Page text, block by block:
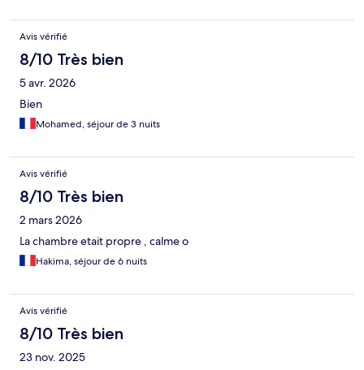
Avis vérifié
8/10 Très bien
5 avr. 2026
Bien
Mohamed, séjour de 3 nuits
Avis vérifié
8/10 Très bien
2 mars 2026
La chambre etait propre , calme o
Hakima, séjour de 6 nuits
Avis vérifié
8/10 Très bien
23 nov. 2025